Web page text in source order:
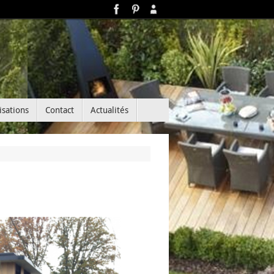
Contact Actualités